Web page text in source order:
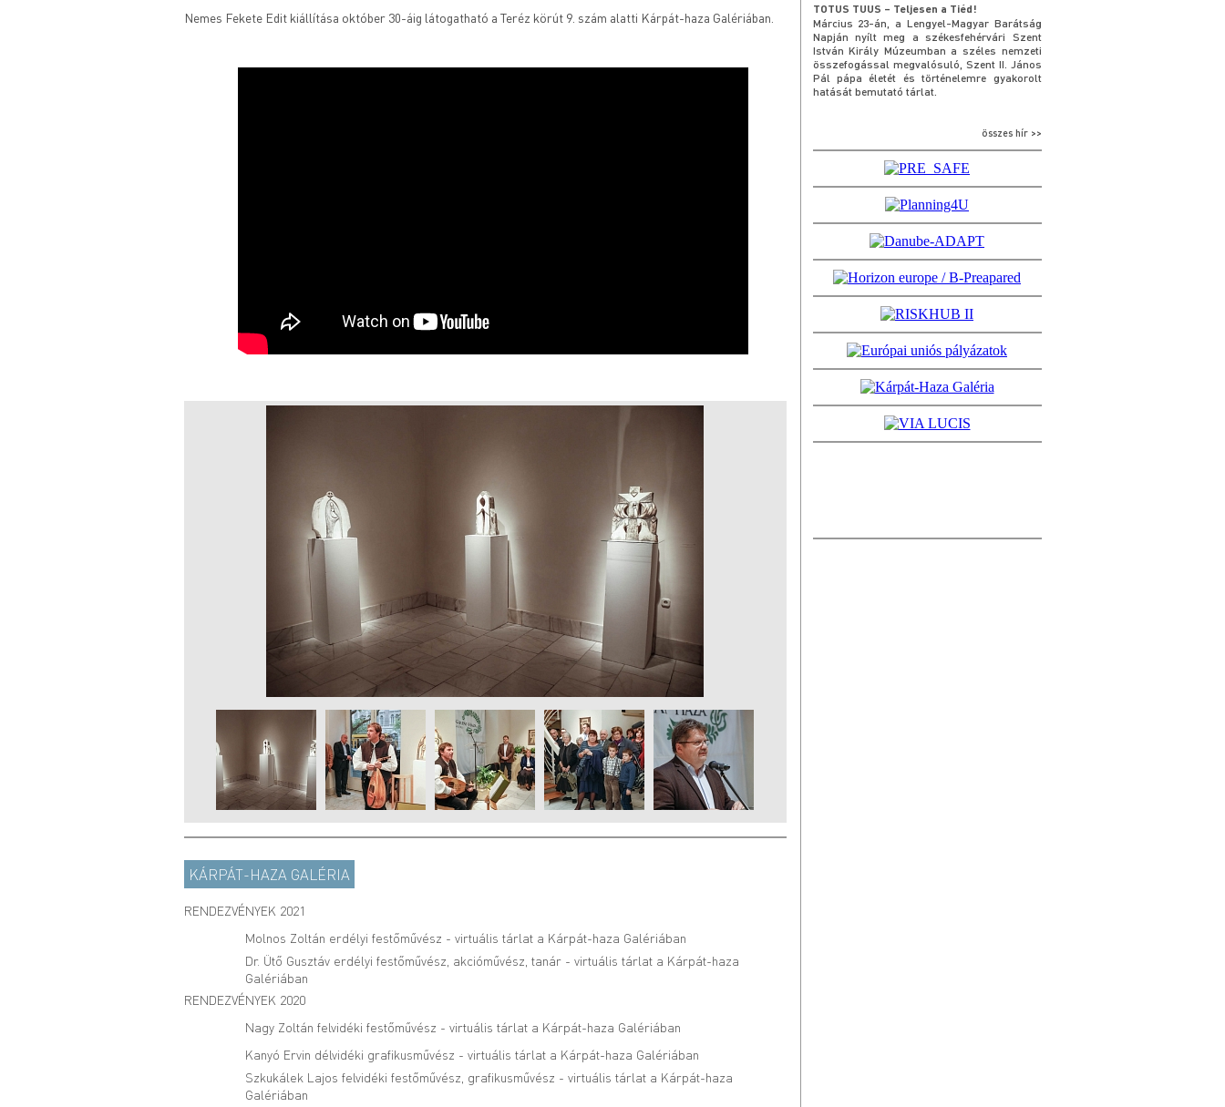
Nemes Fekete Edit kiállítása október 30-áig látogatható a Teréz körút 9. szám alatti Kárpát-haza Galériában.
KÁRPÁT-HAZA GALÉRIA
RENDEZVÉNYEK 2021
Molnos Zoltán erdélyi festőművész - virtuális tárlat a Kárpát-haza Galériában
Dr. Ütő Gusztáv erdélyi festőművész, akcióművész, tanár - virtuális tárlat a Kárpát-haza
Galériában
RENDEZVÉNYEK 2020
Nagy Zoltán felvidéki festőművész - virtuális tárlat a Kárpát-haza Galériában
Kanyó Ervin délvidéki grafikusművész - virtuális tárlat a Kárpát-haza Galériában
Szkukálek Lajos felvidéki festőművész, grafikusművész - virtuális tárlat a Kárpát-haza
Galériában
TOTUS TUUS – Teljesen a Tiéd!
Március 23-án, a Lengyel-Magyar Barátság
Napján nyílt meg a székesfehérvári Szent
István Király Múzeumban a széles nemzeti
összefogással megvalósuló, Szent II. János
Pál pápa életét és történelemre gyakorolt
hatását bemutató tárlat.
összes hír >>